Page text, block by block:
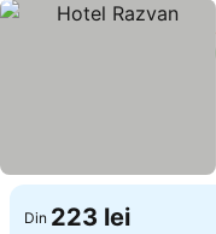
Din 223 lei